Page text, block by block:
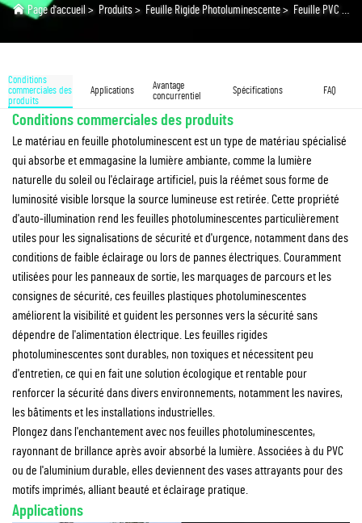
Page d'accueil > Produits > Feuille Rigide Photoluminescente> Feuille PVC photoluminescente
Conditions
commerciales des
produits
Applications
Avantage
concurrentiel
Spécifications FAQ
Conditions commerciales des produits
Le matériau en feuille photoluminescent est un type de matériau spécialisé
qui absorbe et emmagasine la lumière ambiante, comme la lumière
naturelle du soleil ou l'éclairage artificiel, puis la réémet sous forme de
luminosité visible lorsque la source lumineuse est retirée. Cette propriété
d'auto-illumination rend les feuilles photoluminescentes particulièrement
utiles pour les signalisations de sécurité et d'urgence, notamment dans des
conditions de faible éclairage ou lors de pannes électriques. Couramment
utilisées pour les panneaux de sortie, les marquages de parcours et les
consignes de sécurité, ces feuilles plastiques photoluminescentes
améliorent la visibilité et guident les personnes vers la sécurité sans
dépendre de l'alimentation électrique. Les feuilles rigides
photoluminescentes sont durables, non toxiques et nécessitent peu
d'entretien, ce qui en fait une solution écologique et rentable pour
renforcer la sécurité dans divers environnements, notamment les navires,
les bâtiments et les installations industrielles.
Plongez dans l'enchantement avec nos feuilles photoluminescentes,
rayonnant de brillance après avoir absorbé la lumière. Associées à du PVC
ou de l'aluminium durable, elles deviennent des vases attrayants pour des
motifs imprimés, alliant beauté et éclairage pratique.
Applications